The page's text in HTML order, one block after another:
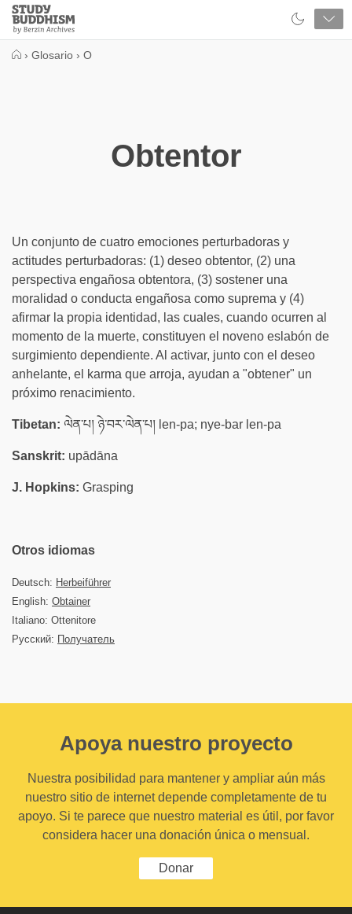
Close
Study
Buddhism
› Glosario › O
Obtentor
Un conjunto de cuatro emociones perturbadoras y
actitudes perturbadoras: (1) deseo obtentor, (2) una
perspectiva engañosa obtentora, (3) sostener una
moralidad o conducta engañosa como suprema y (4)
afirmar la propia identidad, las cuales, cuando ocurren al
momento de la muerte, constituyen el noveno eslabón de
surgimiento dependiente. Al activar, junto con el deseo
anhelante, el karma que arroja, ayudan a "obtener" un
próximo renacimiento.
Tibetan: ལེན་པ། ཉེ་བར་ལེན་པ། len-pa; nye-bar len-pa
Sanskrit: upādāna
J. Hopkins: Grasping
Otros idiomas
Deutsch: Herbeiführer
English: Obtainer
Italiano: Ottenitore
Русский: Получатель
Apoya nuestro proyecto
Nuestra posibilidad para mantener y ampliar aún más
nuestro sitio de internet depende completamente de tu
apoyo. Si te parece que nuestro material es útil, por favor
considera hacer una donación única o mensual.
Donar